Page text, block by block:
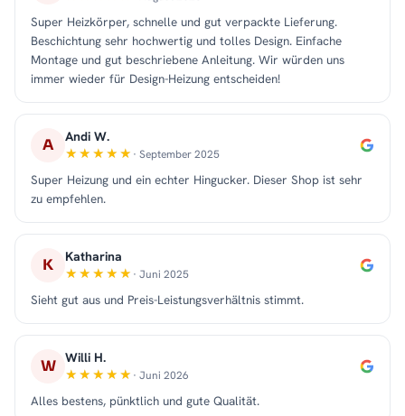
Super Heizkörper, schnelle und gut verpackte Lieferung.
Beschichtung sehr hochwertig und tolles Design. Einfache
Montage und gut beschriebene Anleitung. Wir würden uns
immer wieder für Design-Heizung entscheiden!
A Andi W.
· September 2025
Super Heizung und ein echter Hingucker. Dieser Shop ist sehr
zu empfehlen.
K Katharina
· Juni 2025
Sieht gut aus und Preis-Leistungsverhältnis stimmt.
W Willi H.
· Juni 2026
Alles bestens, pünktlich und gute Qualität.